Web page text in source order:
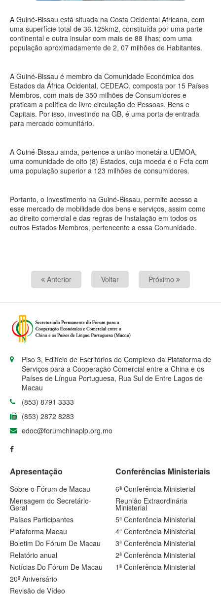
A Guiné-Bissau está situada na Costa Ocidental Africana, com
uma superfície total de 36.125km2, constituída por uma parte
continental e outra insular com mais de 88 ilhas; com uma
população aproximadamente de 2, 07 milhões de Habitantes.
A Guiné-Bissau é membro da Comunidade Económica dos
Estados da África Ocidental, CEDEAO, composta por 15 Países
Membros, com mais de 350 milhões de Consumidores e
praticam a política de livre circulação de Pessoas, Bens e
Capitais. Por isso, investindo na GB, é uma porta de entrada
para mercado comunitário.
A Guiné-Bissau ainda, pertence a união monetária UEMOA,
uma comunidade de oito (8) Estados, cuja moeda é o Fcfa com
uma população superior a 123 milhões de consumidores.
Portanto, o Investimento na Guiné-Bissau, permite acesso a
esse mercado de mobilidade dos bens e serviços, assim como
ao direito comercial e das regras de Instalação em todos os
outros Estados Membros, pertencente a essa Comunidade.
Anterior Voltar Próximo
Piso 3, Edifício de Escritórios do Complexo da Plataforma de
Serviços para a Cooperação Comercial entre a China e os
Países de Língua Portuguesa, Rua Sul de Entre Lagos de
Macau
(853) 8791 3333
(853) 2872 8283
edoc@forumchinaplp.org.mo
Apresentação
Sobre o Fórum de Macau
Mensagem do Secretário-
Geral
Países Participantes
Plataforma Macau
Boletim Do Fórum De Macau
Relatório anual
Notícias Do Fórum De Macau
20º Aniversário
Revisão de Vídeo
Conferências Ministeriais
6ª Conferência Ministerial
Reunião Extraordinária
Ministerial
5ª Conferência Ministerial
4ª Conferência Ministerial
3ª Conferência Ministerial
2ª Conferência Ministerial
1ª Conferência Ministerial